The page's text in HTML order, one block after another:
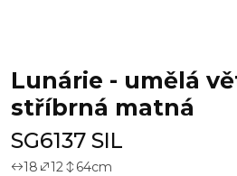
Lunárie - umělá
stříbrná matná
SG6137 SIL
18 12 64cm